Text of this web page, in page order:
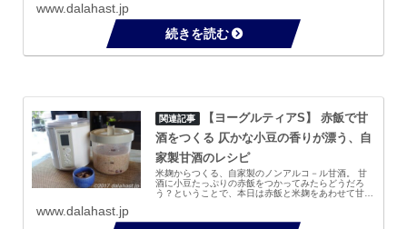
菜...
www.dalahast.jp
【ヨーグルティアS】 赤飯で甘
酒をつくる 仄かな小豆の香りが漂う、自
家製甘酒のレシピ
米麹からつくる、自家製のノンアルコ－ル甘酒。 甘
酒に小豆たっぷりの赤飯をつかってみたらどうだろ
う？ということで、本日は赤飯と米麹をあわせて甘酒
ば、炊...
www.dalahast.jp